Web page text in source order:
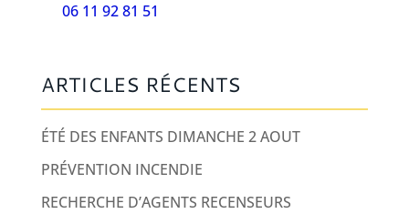
06 11 92 81 51
ARTICLES RÉCENTS
ÉTÉ DES ENFANTS DIMANCHE 2 AOUT
PRÉVENTION INCENDIE
RECHERCHE D’AGENTS RECENSEURS